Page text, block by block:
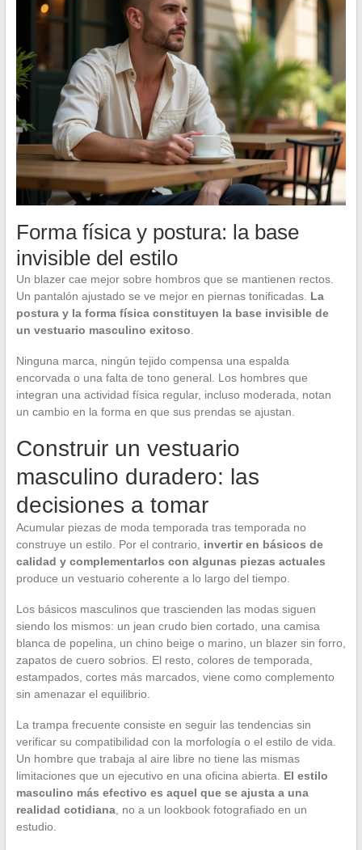
Forma física y postura: la base
invisible del estilo
Un blazer cae mejor sobre hombros que se mantienen rectos.
Un pantalón ajustado se ve mejor en piernas tonificadas. La
postura y la forma física constituyen la base invisible de
un vestuario masculino exitoso.
Ninguna marca, ningún tejido compensa una espalda
encorvada o una falta de tono general. Los hombres que
integran una actividad física regular, incluso moderada, notan
un cambio en la forma en que sus prendas se ajustan.
Construir un vestuario
masculino duradero: las
decisiones a tomar
Acumular piezas de moda temporada tras temporada no
construye un estilo. Por el contrario, invertir en básicos de
calidad y complementarlos con algunas piezas actuales
produce un vestuario coherente a lo largo del tiempo.
Los básicos masculinos que trascienden las modas siguen
siendo los mismos: un jean crudo bien cortado, una camisa
blanca de popelina, un chino beige o marino, un blazer sin forro,
zapatos de cuero sobrios. El resto, colores de temporada,
estampados, cortes más marcados, viene como complemento
sin amenazar el equilibrio.
La trampa frecuente consiste en seguir las tendencias sin
verificar su compatibilidad con la morfología o el estilo de vida.
Un hombre que trabaja al aire libre no tiene las mismas
limitaciones que un ejecutivo en una oficina abierta. El estilo
masculino más efectivo es aquel que se ajusta a una
realidad cotidiana, no a un lookbook fotografiado en un
estudio.